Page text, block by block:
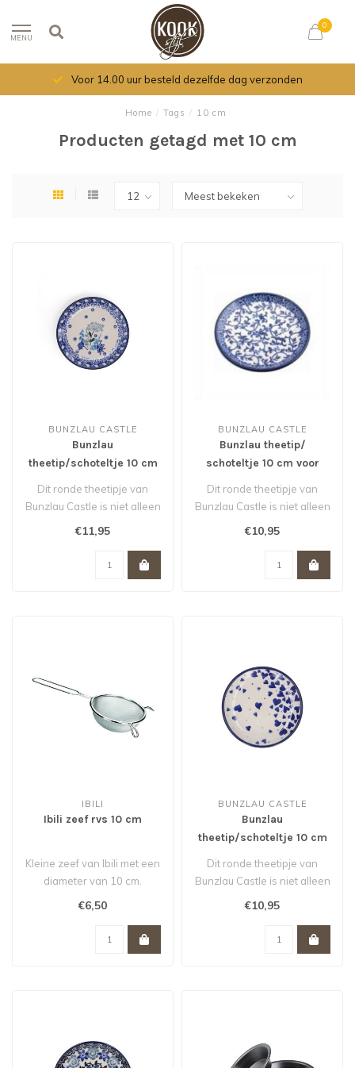
MENU
0
Voor 14.00 uur besteld dezelfde dag verzonden
Home / Tags / 10 cm
Producten getagd met 10 cm
BUNZLAU CASTLE
Bunzlau
theetip/schoteltje 10 cm
voor theezakje Floral
Party
Dit ronde theetipje van
Bunzlau Castle is niet alleen
handig voor je gebruikte t..
€11,95
BUNZLAU CASTLE
Bunzlau theetip/
schoteltje 10 cm voor
theezakje Tender Twigs
Dit ronde theetipje van
Bunzlau Castle is niet alleen
handig voor je gebruikte t..
€10,95
IBILI
Ibili zeef rvs 10 cm
Kleine zeef van Ibili met een
diameter van 10 cm.
€6,50
BUNZLAU CASTLE
Bunzlau
theetip/schoteltje 10 cm
Dit ronde theetipje van
Bunzlau Castle is niet alleen
€10,95